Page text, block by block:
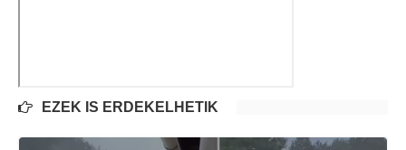
EZEK IS ÉRDEKELHETIK